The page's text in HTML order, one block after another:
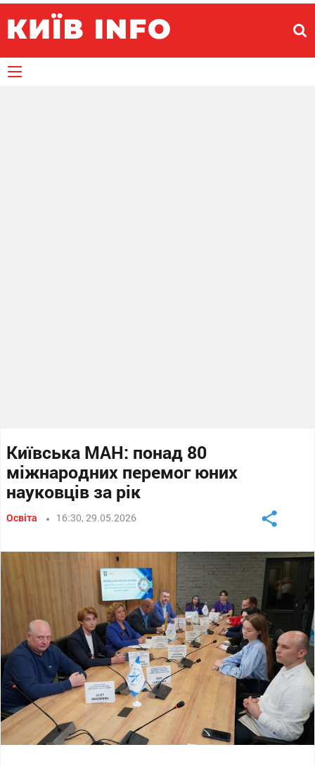
Київська МАН: понад 80
міжнародних перемог юних
науковців за рік
Освіта 16:30, 29.05.2026